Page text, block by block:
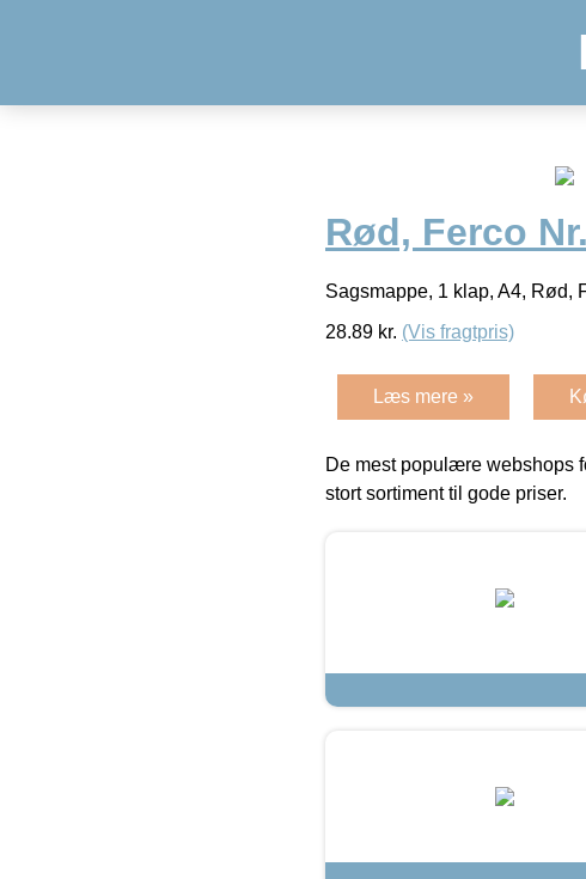
Rød, Ferco
Sagsmappe, 1 klap, A4, Rød,
28.89 kr. (Vis fragtpris)
Læs mere »
De mest populære webshops
stort sortiment til gode priser.